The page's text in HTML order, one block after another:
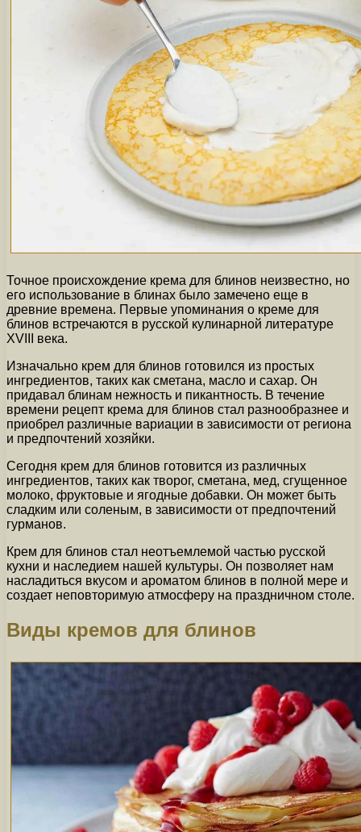
Точное происхождение крема для блинов неизвестно, но
его использование в блинах было замечено еще в
древние времена. Первые упоминания о креме для
блинов встречаются в русской кулинарной литературе
XVIII века.
Изначально крем для блинов готовился из простых
ингредиентов, таких как сметана, масло и сахар. Он
придавал блинам нежность и пикантность. В течение
времени рецепт крема для блинов стал разнообразнее и
приобрел различные вариации в зависимости от региона
и предпочтений хозяйки.
Сегодня крем для блинов готовится из различных
ингредиентов, таких как творог, сметана, мед, сгущенное
молоко, фруктовые и ягодные добавки. Он может быть
сладким или соленым, в зависимости от предпочтений
гурманов.
Крем для блинов стал неотъемлемой частью русской
кухни и наследием нашей культуры. Он позволяет нам
насладиться вкусом и ароматом блинов в полной мере и
создает неповторимую атмосферу на праздничном столе.
Виды кремов для блинов